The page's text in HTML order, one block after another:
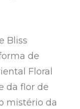
Bliss
de
Floral
da flor de
mistério da